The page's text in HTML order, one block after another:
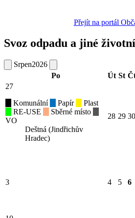
Přejít na portál
Svoz odpadu a jiné
Srpen2026
Po
Út St
27
Komunální
Papír
Plast
RE-USE
Sběrné místo
VO
Deštná (Jindřichův
Hradec)
28 29 30
3 4 5 6